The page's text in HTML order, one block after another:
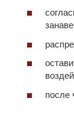
после